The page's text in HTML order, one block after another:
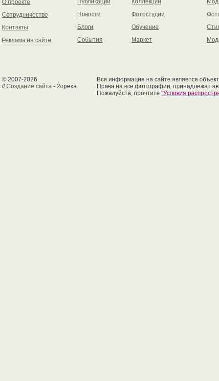
О проекте
Сотрудничество
Контакты
Реклама на сайте
Публикации
Новости
Блоги
События
Коллекции
Фотостудии
Обучение
Маркет
© 2007-2026.
//Создание сайта - 2opexa
Вся информация на сайте является
Права на все фотографии, принадлежат
Пожалуйста, прочтите "Условия